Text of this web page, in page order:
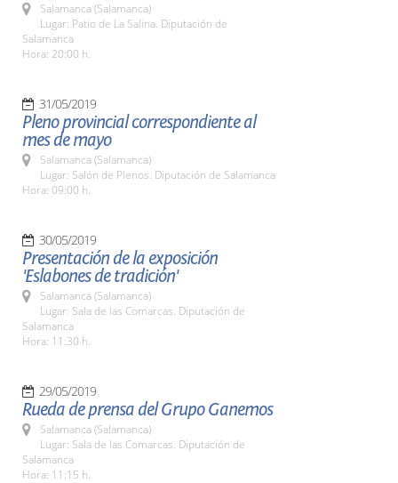
Salamanca (Salamanca)
Lugar: Patio de La Salina. Diputación de
Salamanca
Hora: 20:00 h.
31/05/2019
Pleno provincial correspondiente al
mes de mayo
Salamanca (Salamanca)
Lugar: Salón de Plenos. Diputación de Salamanca
Hora: 09:00 h.
30/05/2019
Presentación de la exposición
'Eslabones de tradición'
Salamanca (Salamanca)
Lugar: Sala de las Comarcas. Diputación de
Salamanca
Hora: 11:30 h.
29/05/2019
Rueda de prensa del Grupo Ganemos
Salamanca (Salamanca)
Lugar: Sala de las Comarcas. Diputación de
Salamanca
Hora: 11:15 h.